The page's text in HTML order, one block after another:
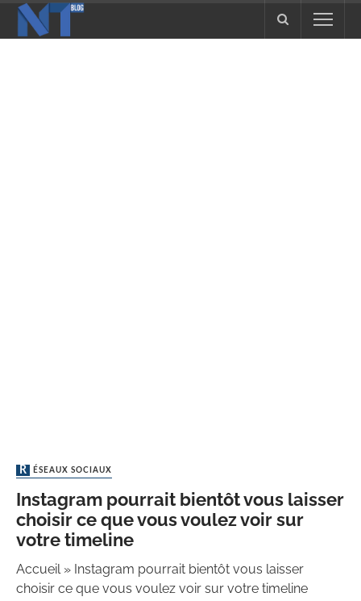
RÉSEAUX SOCIAUX
Instagram pourrait bientôt vous laisser
choisir ce que vous voulez voir sur
votre timeline
Accueil» Instagram pourrait bientôt vous laisser
choisir ce que vous voulez voir sur votre timeline